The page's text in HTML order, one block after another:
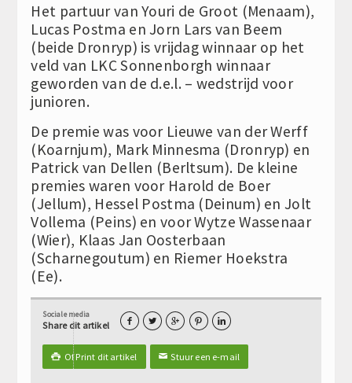
Het partuur van Youri de Groot (Menaam),
Lucas Postma en Jorn Lars van Beem
(beide Dronryp) is vrijdag winnaar op het
veld van LKC Sonnenborgh winnaar
geworden van de d.e.l. – wedstrijd voor
junioren.
De premie was voor Lieuwe van der Werff
(Koarnjum), Mark Minnesma (Dronryp) en
Patrick van Dellen (Berltsum). De kleine
premies waren voor Harold de Boer
(Jellum), Hessel Postma (Deinum) en Jolt
Vollema (Peins) en voor Wytze Wassenaar
(Wier), Klaas Jan Oosterbaan
(Scharnegoutum) en Riemer Hoekstra
(Ee).
Sociale media
Share dit artikel     
 Of Print dit artikel ✉Stuur een e-mail